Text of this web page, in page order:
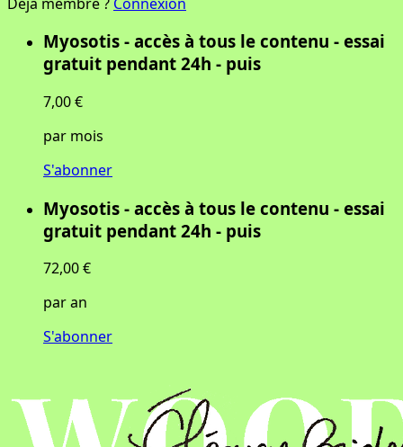
Myosotis - accès à tous le contenu - essai
gratuit pendant 24h - puis
7,00 €
par mois
S'abonner
Myosotis - accès à tous le contenu - essai
gratuit pendant 24h - puis
72,00 €
par an
S'abonner